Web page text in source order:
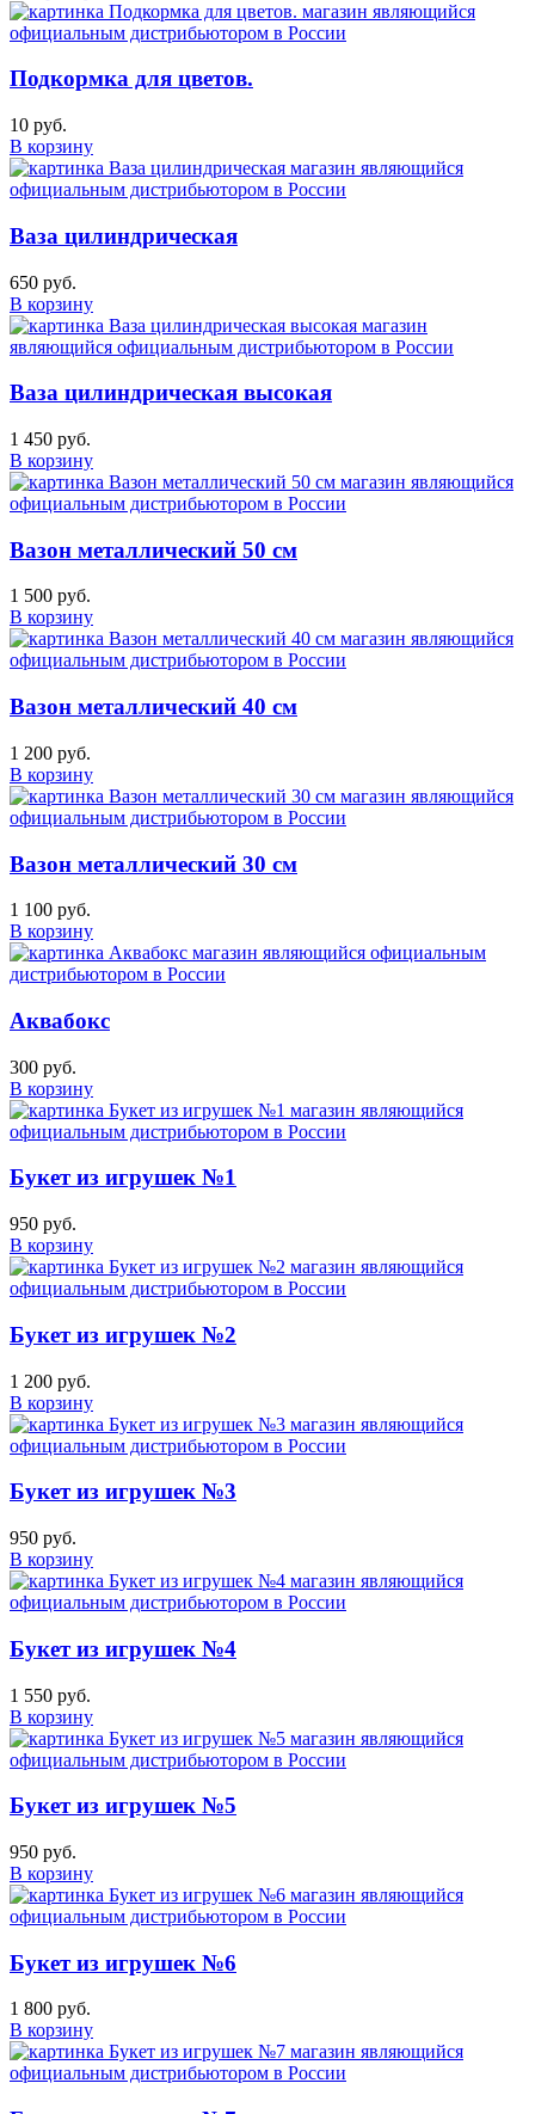
Подкормка для цветов.
10 руб.
В корзину
Ваза цилиндрическая
650 руб.
В корзину
Ваза цилиндрическая высокая
1 450 руб.
В корзину
Вазон металлический 50 см
1 500 руб.
В корзину
Вазон металлический 40 см
1 200 руб.
В корзину
Вазон металлический 30 см
1 100 руб.
В корзину
Аквабокс
300 руб.
В корзину
Букет из игрушек №1
950 руб.
В корзину
Букет из игрушек №2
1 200 руб.
В корзину
Букет из игрушек №3
950 руб.
В корзину
Букет из игрушек №4
1 550 руб.
В корзину
Букет из игрушек №5
950 руб.
В корзину
Букет из игрушек №6
1 800 руб.
В корзину